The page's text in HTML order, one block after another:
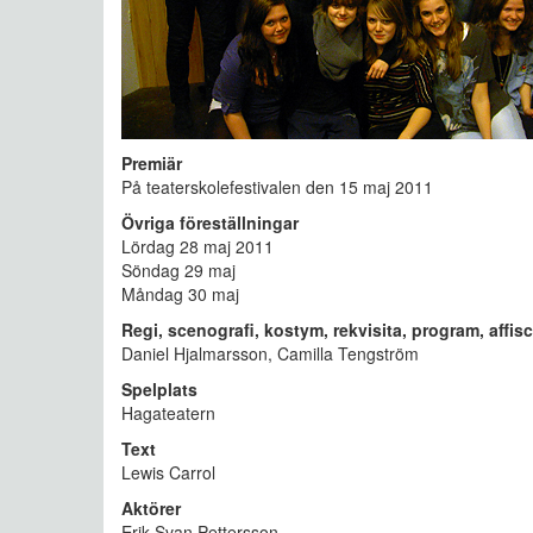
Premiär
På teaterskolefestivalen den 15 maj 2011
Övriga föreställningar
Lördag 28 maj 2011
Söndag 29 maj
Måndag 30 maj
Regi, scenografi, kostym, rekvisita, program,
Daniel Hjalmarsson, Camilla Tengström
Spelplats
Hagateatern
Text
Lewis Carrol
Aktörer